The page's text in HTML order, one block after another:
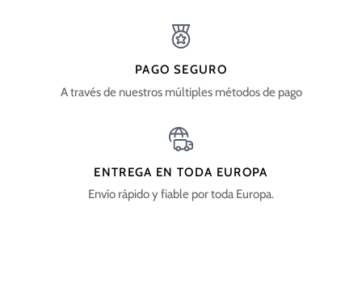
PAGO SEGURO
A través de nuestros múltiples métodos de pago
ENTREGA EN TODA EUROPA
Envío rápido y fiable por toda Europa.